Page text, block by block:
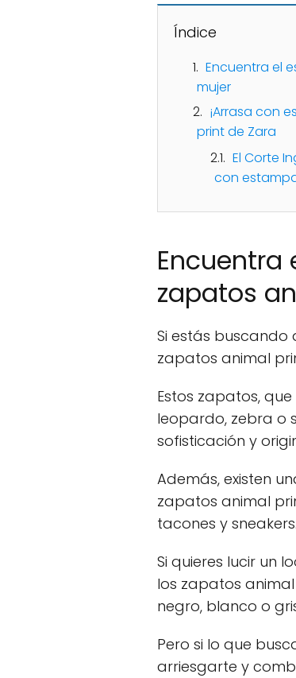
Índice
Encuentra el
mujer
¡Arrasa con
print de Zara
El Corte
con
Encuentra
zapatos
Si estás buscando
zapatos animal
Estos zapatos,
leopardo, zebra o
sofisticación y
Además, existen
zapatos animal
tacones y sneakers.
Si quieres lucir un
los zapatos
negro, blanco o
Pero si lo que
arriesgarte y